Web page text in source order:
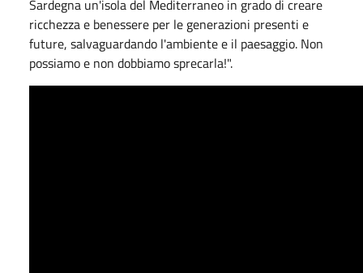
Sardegna un'isola del Mediterraneo in grado di creare
ricchezza e benessere per le generazioni presenti e
future, salvaguardando l'ambiente e il paesaggio. Non
possiamo e non dobbiamo sprecarla!".